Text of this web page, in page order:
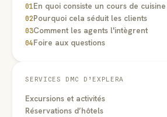
01En quoi consiste un cours de
02Pourquoi cela séduit les clients
03Comment les agents l'intègrent
04Foire aux questions
SERVICES DMC D’EXPLERA
Excursions et activités
Réservations d’hôtels